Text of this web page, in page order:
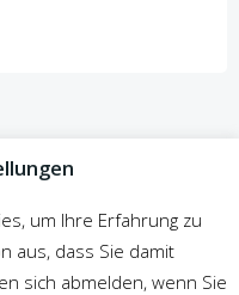
Created for free using
Colibri
um Ihre Erfahrung zu
aus, dass Sie damit
sich abmelden, wenn Sie